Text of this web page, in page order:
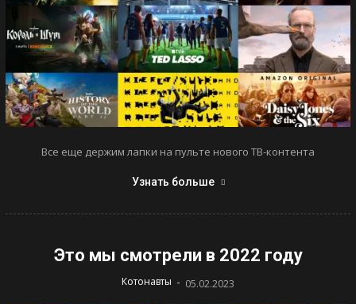
Все еще держим лапки на пульте нового ТВ-контента
Узнать больше
Это мы смотрели в 2022 году
Котонавты - 05.02.2023